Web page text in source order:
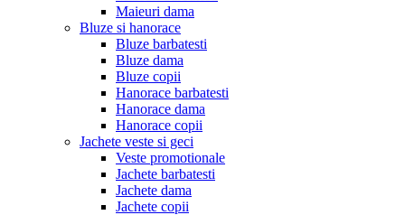
Maieuri dama
Bluze si hanorace
Bluze barbatesti
Bluze dama
Bluze copii
Hanorace barbatesti
Hanorace dama
Hanorace copii
Jachete veste si geci
Veste promotionale
Jachete barbatesti
Jachete dama
Jachete copii